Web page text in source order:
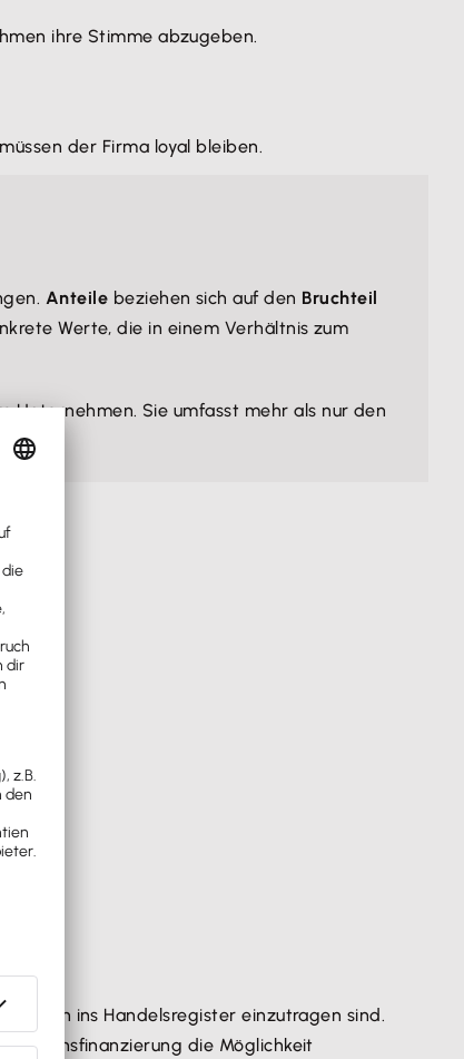
ihre Stimme abzugeben.
der Firma loyal bleiben.
Anteile beziehen sich auf den Bruchteil
Werte, die in einem Verhältnis zum
Unternehmen. Sie umfasst mehr als nur den
auch ins Handelsregister einzutragen sind.
die Möglichkeit